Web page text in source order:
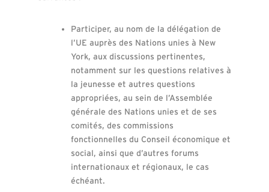
Participer, au nom de la délégation de
l’UE auprès des Nations unies à New
York, aux discussions pertinentes,
notamment sur les questions relatives à
la jeunesse et autres questions
appropriées, au sein de l’Assemblée
générale des Nations unies et de ses
comités, des commissions
fonctionnelles du Conseil économique et
social, ainsi que d’autres forums
internationaux et régionaux, le cas
échéant.